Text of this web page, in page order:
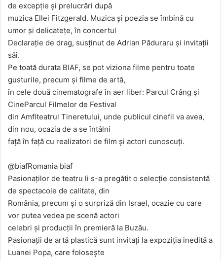
de excepție și prelucrări după
muzica Ellei Fitzgerald. Muzica și poezia se îmbină cu
umor și delicatețe, în concertul
Declarație de drag, susținut de Adrian Păduraru și invitații
săi.
Pe toată durata BIAF, se pot viziona filme pentru toate
gusturile, precum și filme de artă,
în cele două cinematografe în aer liber: Parcul Crâng și
CineParcul Filmelor de Festival
din Amfiteatrul Tineretului, unde publicul cinefil va avea,
din nou, ocazia de a se întâlni
față în față cu realizatori de film și actori cunoscuți.
@biafRomania biaf
Pasionaților de teatru li s-a pregătit o selecție consistentă
de spectacole de calitate, din
România, precum și o surpriză din Israel, ocazie cu care
vor putea vedea pe scenă actori
celebri și producții în premieră la Buzău.
Pasionații de artă plastică sunt invitați la expoziția inedită a
Luanei Popa, care folosește